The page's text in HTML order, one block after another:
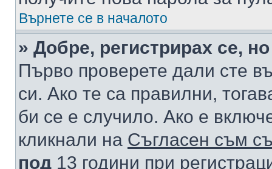
Върнете се в началото
» Добре, регистрирах се,
Първо проверете дали сте
си. Ако те са правилни,
би се е случило. Ако е
кликнали на Съгласен съм
под 13 години при